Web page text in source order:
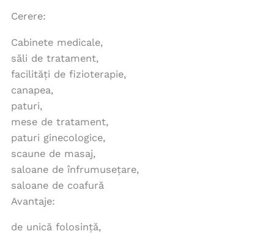
Cerere:
Cabinete medicale,
săli de tratament,
facilități de fizioterapie,
canapea,
paturi,
mese de tratament,
paturi ginecologice,
scaune de masaj,
saloane de înfrumusețare,
saloane de coafură
Avantaje:
de unică folosință,